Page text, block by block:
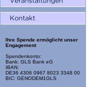
Ihre Spende ermöglicht unser
Engagement
Spendenkonto:
Bank: GLS Bank eG
IBAN:
DE36 4306 0967 8023 3348 00
BIC: GENODEM1GLS